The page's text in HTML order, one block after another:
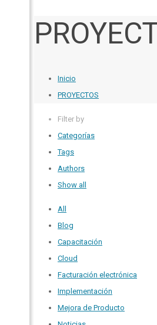
Inicio
PROYECTOS
Filter by
Categorías
Tags
Authors
Show all
All
Blog
Capacitación
Cloud
Facturación electrónica
Implementación
Mejora de Producto